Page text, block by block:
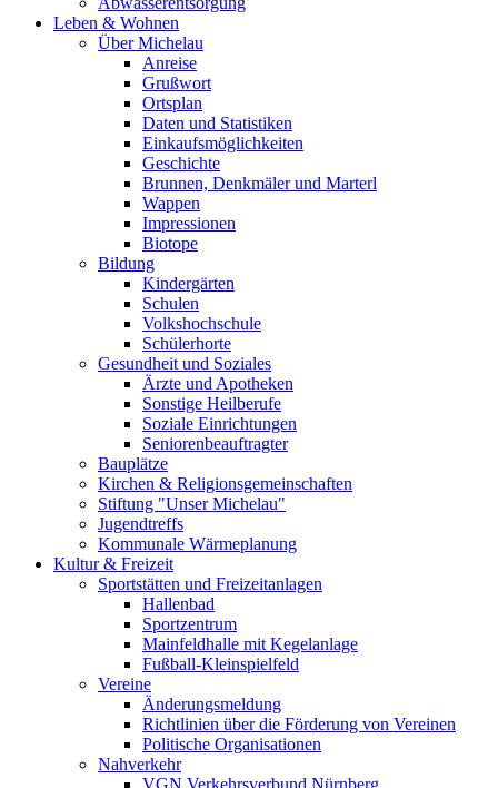
Leben & Wohnen
Über Michelau
Anreise
Grußwort
Ortsplan
Daten und Statistiken
Einkaufsmöglichkeiten
Geschichte
Brunnen, Denkmäler und Marterl
Wappen
Impressionen
Biotope
Bildung
Kindergärten
Schulen
Volkshochschule
Schülerhorte
Gesundheit und Soziales
Ärzte und Apotheken
Sonstige Heilberufe
Soziale Einrichtungen
Seniorenbeauftragter
Bauplätze
Kirchen & Religionsgemeinschaften
Stiftung "Unser Michelau"
Jugendtreffs
Kommunale Wärmeplanung
Kultur & Freizeit
Sportstätten und Freizeitanlagen
Hallenbad
Sportzentrum
Mainfeldhalle mit Kegelanlage
Fußball-Kleinspielfeld
Vereine
Änderungsmeldung
Richtlinien über die Förderung von Vereinen
Politische Organisationen
Nahverkehr
VGN Verkehrsverbund Nürnberg